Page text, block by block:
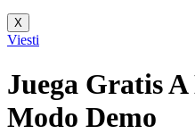
X
Viesti
Juega Gratis
Modo Demo